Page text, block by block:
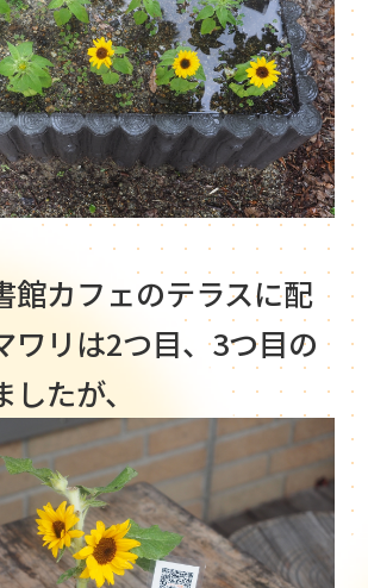
館カフェのテラスに配
ワリは2つ目、3つ目の
たが、